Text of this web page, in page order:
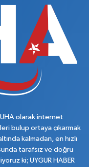
olarak internet
bulup ortaya çıkarmak
kalmadan, en hızlı
tarafsız ve doğru
ki; UYGUR HABER